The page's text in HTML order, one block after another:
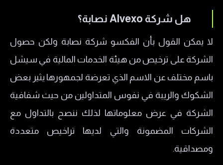
هل شركة Alvexo نصابة؟
لا يمكن القول بأن الفكسو شركة نصابة ولكن حصول
الشركة على ترخيص من هيئة الخدمات المالية في سيشل
باسم مختلف عن الاسم الذي تعرضة لجمهورها يثير بعض
الشكوك والريبة في نفوس المتداولين من حيث شفافية
الشركة في عرض معلوماتها لذلك ننصح بالتداول مع
الشركات المضمونة والتي لديها تراخيص متعددة
ومصداقية.